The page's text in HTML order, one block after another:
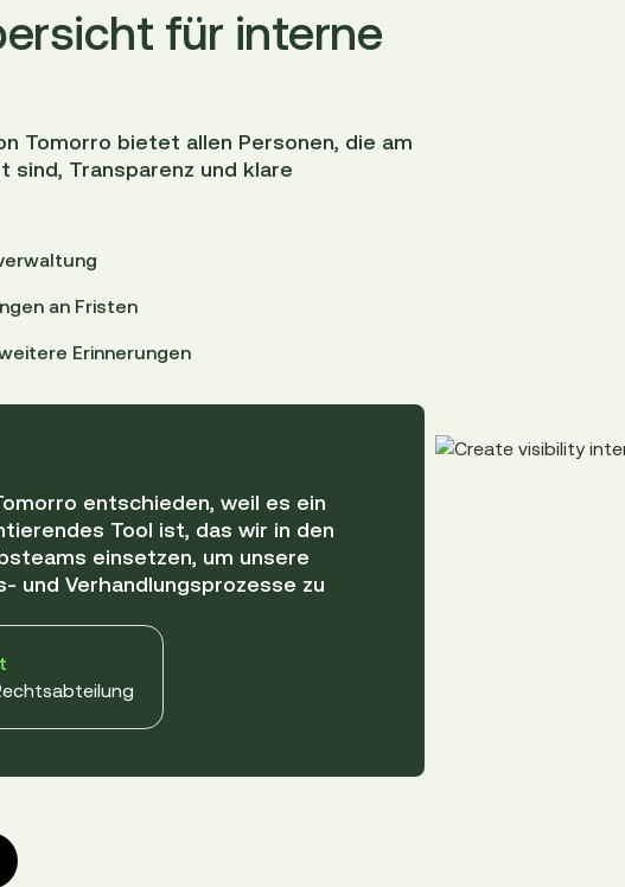
für interne
Tomorro bietet allen Personen, die am
Transparenz und klare
an Fristen
Erinnerungen
entschieden, weil es ein
Tool ist, das wir in den
einsetzen, um unsere
und Verhandlungsprozesse zu